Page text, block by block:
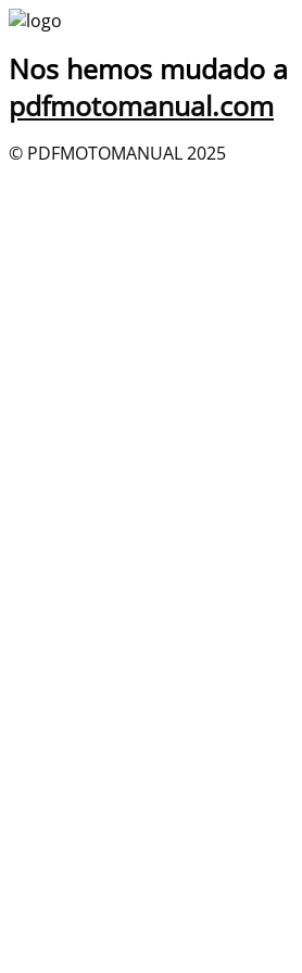
Nos hemos mudado a
pdfmotomanual.com
© PDFMOTOMANUAL 2025